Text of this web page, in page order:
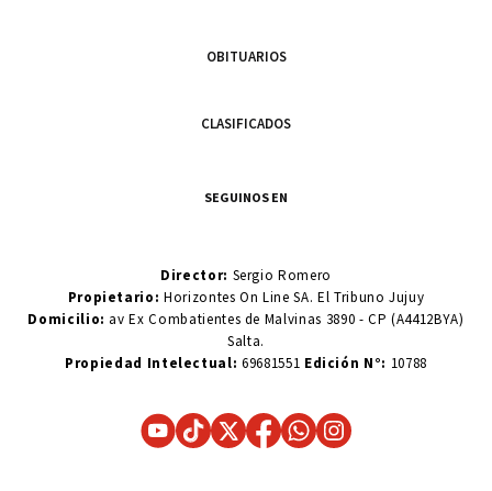
OBITUARIOS
CLASIFICADOS
SEGUINOS EN
Director: Sergio Romero
Propietario:Horizontes On Line SA. El Tribuno Jujuy
Domicilio: av Ex Combatientes de Malvinas 3890 - CP (A4412BYA)
Salta.
Propiedad Intelectual: 69681551 Edición N°: 10788